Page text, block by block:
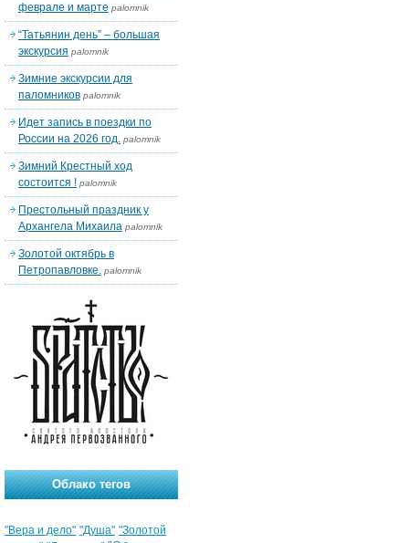
феврале и марте palomnik
“Татьянин день” – большая
экскурсия palomnik
Зимние экскурсии для
паломников palomnik
Идет запись в поездки по
России на 2026 год. palomnik
Зимний Крестный ход
состоится ! palomnik
Престольный праздник у
Архангела Михаила palomnik
Золотой октябрь в
Петропавловке. palomnik
Облако тегов
"Вера и дело" "Душа" "Золотой